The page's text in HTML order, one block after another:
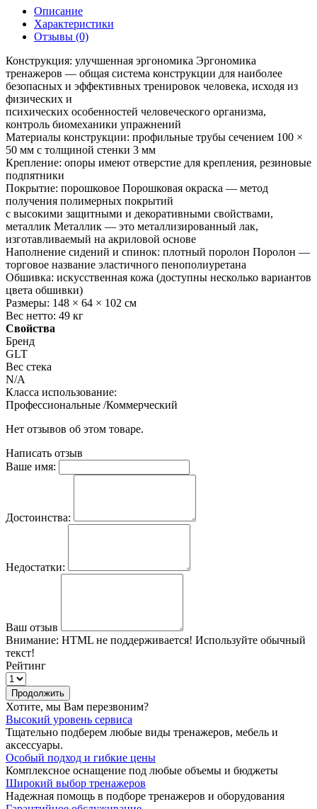
Описание
Характеристики
Отзывы (0)
Конструкция: улучшенная эргономика Эргономика
тренажеров — общая система конструкции для наиболее
безопасных и эффективных тренировок человека, исходя из
физических и
психических особенностей человеческого организма,
контроль биомеханики упражнений
Материалы конструкции: профильные трубы сечением 100 ×
50 мм с толщиной стенки 3 мм
Крепление: опоры имеют отверстие для крепления, резиновые
подпятники
Покрытие: порошковое Порошковая окраска — метод
получения полимерных покрытий
с высокими защитными и декоративными свойствами,
металлик Металлик — это металлизированный лак,
изготавливаемый на акриловой основе
Наполнение сидений и спинок: плотный поролон Поролон —
торговое название эластичного пенополиуретана
Обшивка: искусственная кожа (доступны несколько вариантов
цвета обшивки)
Размеры: 148 × 64 × 102 см
Вес нетто: 49 кг
Свойства
Бренд
GLT
Вес стека
N/A
Класса использование:
Профессиональные /Коммерческий
Нет отзывов об этом товаре.
Написать отзыв
Ваше имя:
Достоинства:
Недостатки:
Ваш отзыв
Внимание: HTML не поддерживается! Используйте обычный
текст!
Рейтинг
Продолжить
Хотите, мы Вам перезвоним?
Высокий уровень сервиса
Тщательно подберем любые виды тренажеров, мебель и
аксессуары.
Особый подход и гибкие цены
Комплексное оснащение под любые объемы и бюджеты
Широкий выбор тренажеров
Надежная помощь в подборе тренажеров и оборудования